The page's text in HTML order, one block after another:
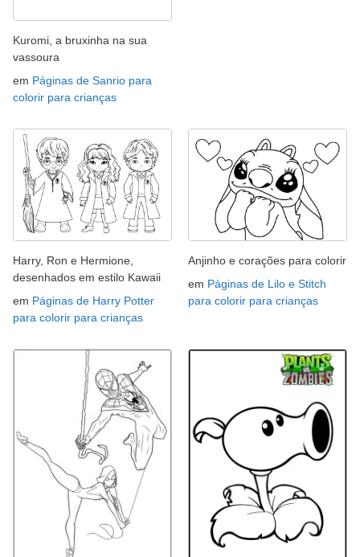
Kuromi, a bruxinha na sua
vassoura
em Páginas de Sanrio para
colorir para crianças
Harry, Ron e Hermione,
desenhados em estilo Kawaii
em Páginas de Harry Potter
para colorir para crianças
Anjinho e corações para colorir
em Páginas de Lilo e Stitch
para colorir para crianças